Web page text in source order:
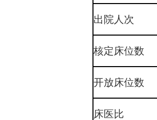
出院人次
核定床位数
开放床位数
床医比